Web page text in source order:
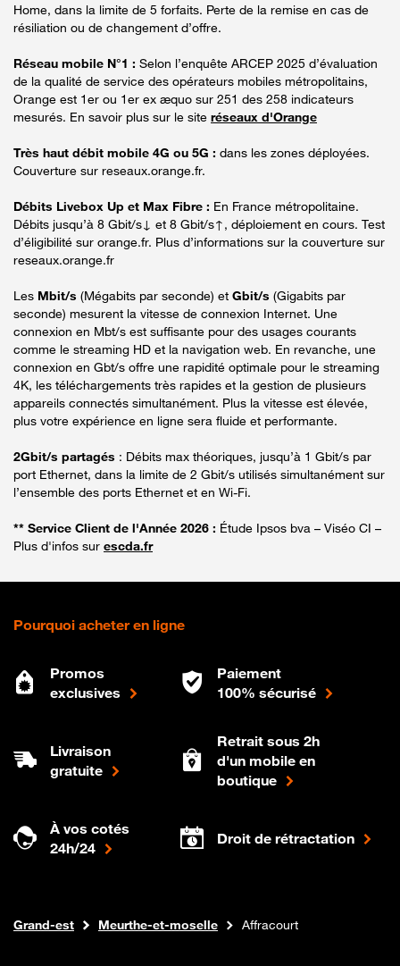
Home, dans la limite de 5 forfaits. Perte de la remise en cas de
résiliation ou de changement d’offre.
Réseau mobile N°1 : Selon l’enquête ARCEP 2025 d’évaluation
de la qualité de service des opérateurs mobiles métropolitains,
Orange est 1er ou 1er ex æquo sur 251 des 258 indicateurs
mesurés. En savoir plus sur le site réseaux d'Orange
Très haut débit mobile 4G ou 5G : dans les zones déployées.
Couverture sur reseaux.orange.fr.
Débits Livebox Up et Max Fibre : En France métropolitaine.
Débits jusqu’à 8 Gbit/s↓ et 8 Gbit/s↑, déploiement en cours. Test
d’éligibilité sur orange.fr. Plus d’informations sur la couverture sur
reseaux.orange.fr
Les Mbit/s (Mégabits par seconde) et Gbit/s (Gigabits par
seconde) mesurent la vitesse de connexion Internet. Une
connexion en Mbt/s est suffisante pour des usages courants
comme le streaming HD et la navigation web. En revanche, une
connexion en Gbt/s offre une rapidité optimale pour le streaming
4K, les téléchargements très rapides et la gestion de plusieurs
appareils connectés simultanément. Plus la vitesse est élevée,
plus votre expérience en ligne sera fluide et performante.
2Gbit/s partagés : Débits max théoriques, jusqu’à 1 Gbit/s par
port Ethernet, dans la limite de 2 Gbit/s utilisés simultanément sur
l’ensemble des ports Ethernet et en Wi-Fi.
** Service Client de l'Année 2026 : Étude Ipsos bva – Viséo CI –
Plus d'infos sur escda.fr
Pourquoi acheter en ligne
Promos
exclusives
Paiement
100% sécurisé
Livraison
gratuite
Retrait sous 2h
d'un mobile en
boutique
À vos cotés
24h/24
Droit de rétractation
Boutique Orange
Internet fibre
Grand-est Meurthe-et-moselle Affracourt